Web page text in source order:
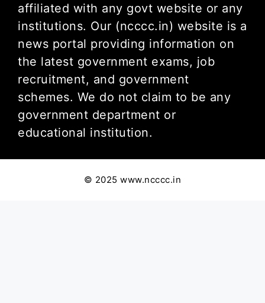
affiliated with any govt website or any
institutions. Our (ncccc.in) website is a
news portal providing information on
the latest government exams, job
recruitment, and government
schemes. We do not claim to be any
government department or
educational institution.
© 2025 www.ncccc.in